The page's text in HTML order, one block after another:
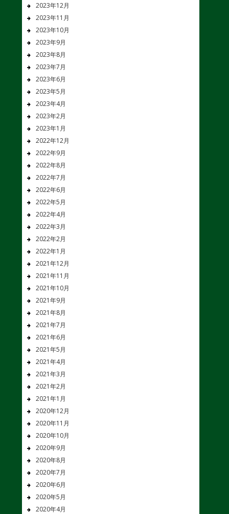
2023年12月
2023年11月
2023年10月
2023年9月
2023年8月
2023年7月
2023年6月
2023年5月
2023年4月
2023年2月
2023年1月
2022年12月
2022年9月
2022年8月
2022年7月
2022年6月
2022年5月
2022年4月
2022年3月
2022年2月
2022年1月
2021年12月
2021年11月
2021年10月
2021年9月
2021年8月
2021年7月
2021年6月
2021年5月
2021年4月
2021年3月
2021年2月
2021年1月
2020年12月
2020年11月
2020年10月
2020年9月
2020年8月
2020年7月
2020年6月
2020年5月
2020年4月